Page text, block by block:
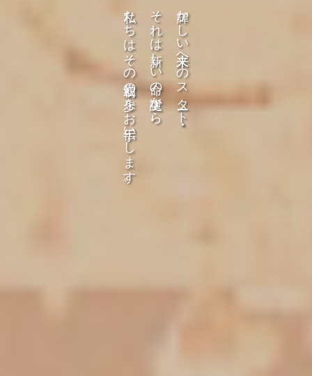
輝かしい未来へのスタート・・・
それは新しい命の誕生から。
私たちはその最初の一歩をお手伝いします。